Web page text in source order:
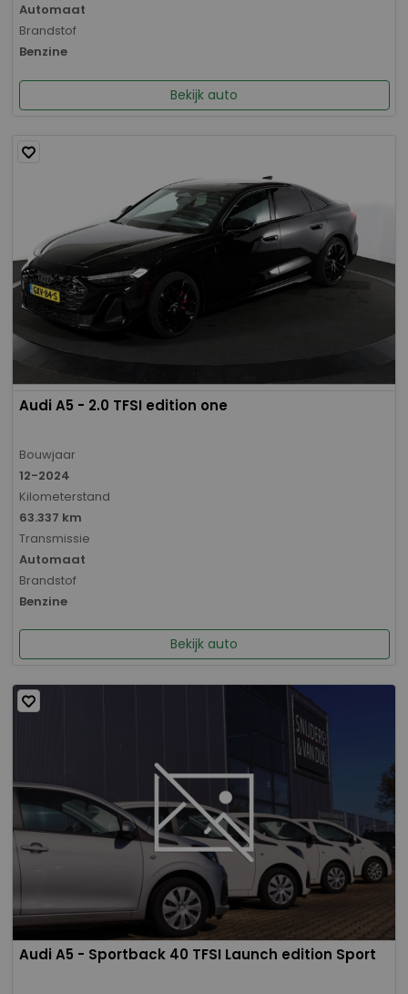
Automaat
Brandstof
Benzine
Bekijk auto
Audi A5 - 2.0 TFSI edition one
Bouwjaar
12-2024
Kilometerstand
63.337 km
Transmissie
Automaat
Brandstof
Benzine
Bekijk auto
Audi A5 - Sportback 40 TFSI Launch edition Sport